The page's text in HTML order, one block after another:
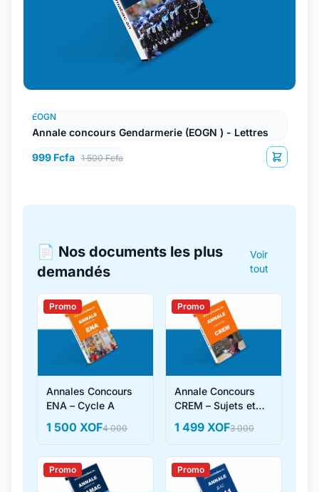
EOGN
Annale concours Gendarmerie (EOGN ) - Lettres
999 Fcfa 1 500 Fcfa
📄 Nos documents les plus
demandés
Voir
tout
Promo
Annales Concours
ENA – Cycle A
1 500 XOF4 000
Promo
Annale Concours
CREM – Sujets et
1 499 XOF3 000
Promo Promo